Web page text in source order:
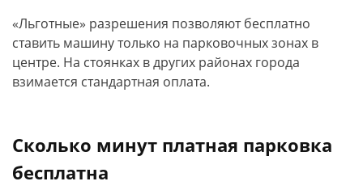
«Льготные» разрешения позволяют бесплатно
ставить машину только на парковочных зонах в
центре. На стоянках в других районах города
взимается стандартная оплата.
Сколько минут платная парковка
бесплатна